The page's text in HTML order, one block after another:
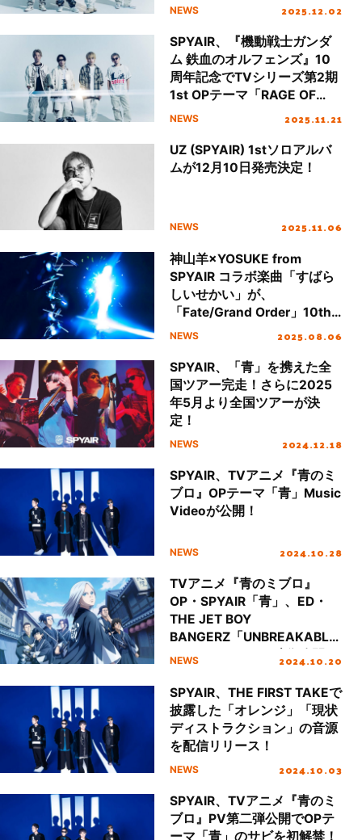
NEWS 2025.12.02
SPYAIR、『機動戦士ガンダ
ム 鉄血のオルフェンズ』10
周年記念でTVシリーズ第2期
1st OPテーマ「RAGE OF
DUST」をセルフカバー！
NEWS 2025.11.21
UZ (SPYAIR) 1stソロアルバ
ムが12月10日発売決定！
NEWS 2025.11.06
神山羊×YOSUKE from
SPYAIR コラボ楽曲「すばら
しいせかい」が、
「Fate/Grand Order」10th
Anniversary Movie テーマソ
ト！
NEWS 2025.08.06
SPYAIR、「青」を携えた全
国ツアー完走！さらに2025
年5月より全国ツアーが決
定！
NEWS 2024.12.18
SPYAIR、TVアニメ『青のミ
ブロ』OPテーマ「青」Music
Videoが公開！
NEWS 2024.10.28
TVアニメ『青のミブロ』
OP・SPYAIR「青」、ED・
THE JET BOY
BANGERZ「UNBREAKABLE
」ノンクレジット映像公開！
NEWS 2024.10.20
SPYAIR、THE FIRST TAKEで
披露した「オレンジ」「現状
ディストラクション」の音源
を配信リリース！
NEWS 2024.10.03
SPYAIR、TVアニメ『青のミ
ブロ』PV第二弾公開でOPテ
ーマ「青」のサビを初解禁！